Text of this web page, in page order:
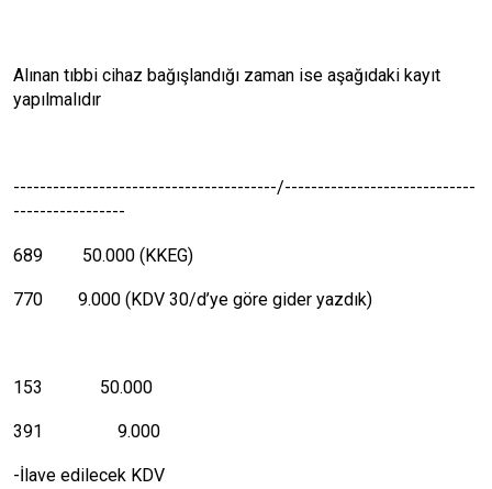
Alınan tıbbi cihaz bağışlandığı zaman ise aşağıdaki kayıt
yapılmalıdır
----------------------------------------/-----------------------------
-----------------
689 50.000 (KKEG)
770 9.000 (KDV 30/d’ye göre gider yazdık)
153 50.000
391 9.000
-İlave edilecek KDV